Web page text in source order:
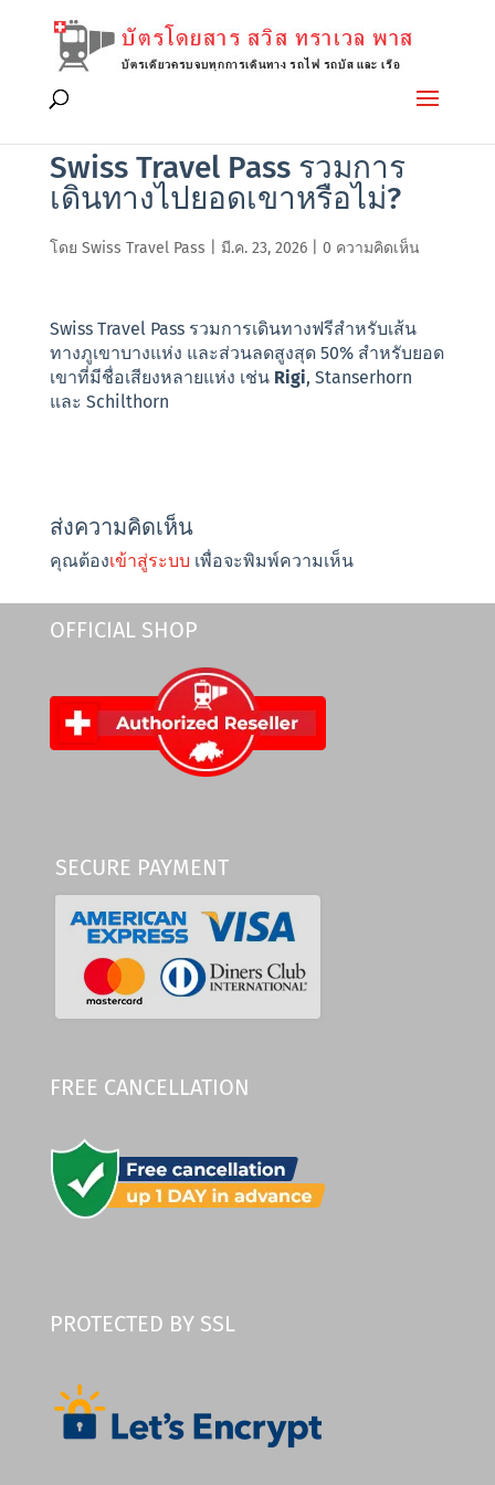
Swiss Travel Pass รวมการ
เดินทางไปยอดเขาหรือไม่?
โดย Swiss Travel Pass มี.ค. 23, 2026| 0 ความคิดเห็น
Swiss Travel Pass รวมการเดินทางฟรีสำหรับเส้น
ทางภูเขาบางแห่ง และส่วนลดสูงสุด 50% สำหรับยอด
เขาที่มีชื่อเสียงหลายแห่ง เช่น Rigi, Stanserhorn
และ Schilthorn
ส่งความคิดเห็น
คุณต้องเข้าสู่ระบบ เพื่อจะพิมพ์ความเห็น
OFFICIAL SHOP
SECURE PAYMENT
FREE CANCELLATION
PROTECTED BY SSL